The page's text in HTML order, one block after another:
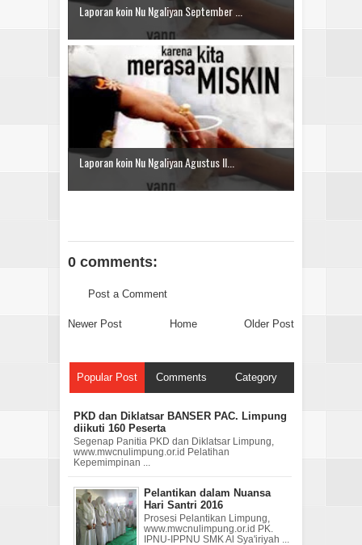
Laporan koin Nu Ngaliyan September ...
Laporan koin Nu Ngaliyan Agustus II...
0 comments:
Post a Comment
Newer Post Older Post
Home
Popular Post Comments Category
PKD dan Diklatsar BANSER PAC. Limpung
diikuti 160 Peserta
Segenap Panitia PKD dan Diklatsar Limpung,
www.mwcnulimpung.or.id Pelatihan
Kepemimpinan ...
Pelantikan dalam Nuansa
Hari Santri 2016
Prosesi Pelantikan Limpung,
www.mwcnulimpung.or.id PK.
IPNU-IPPNU SMK Al Sya'iriyah ...